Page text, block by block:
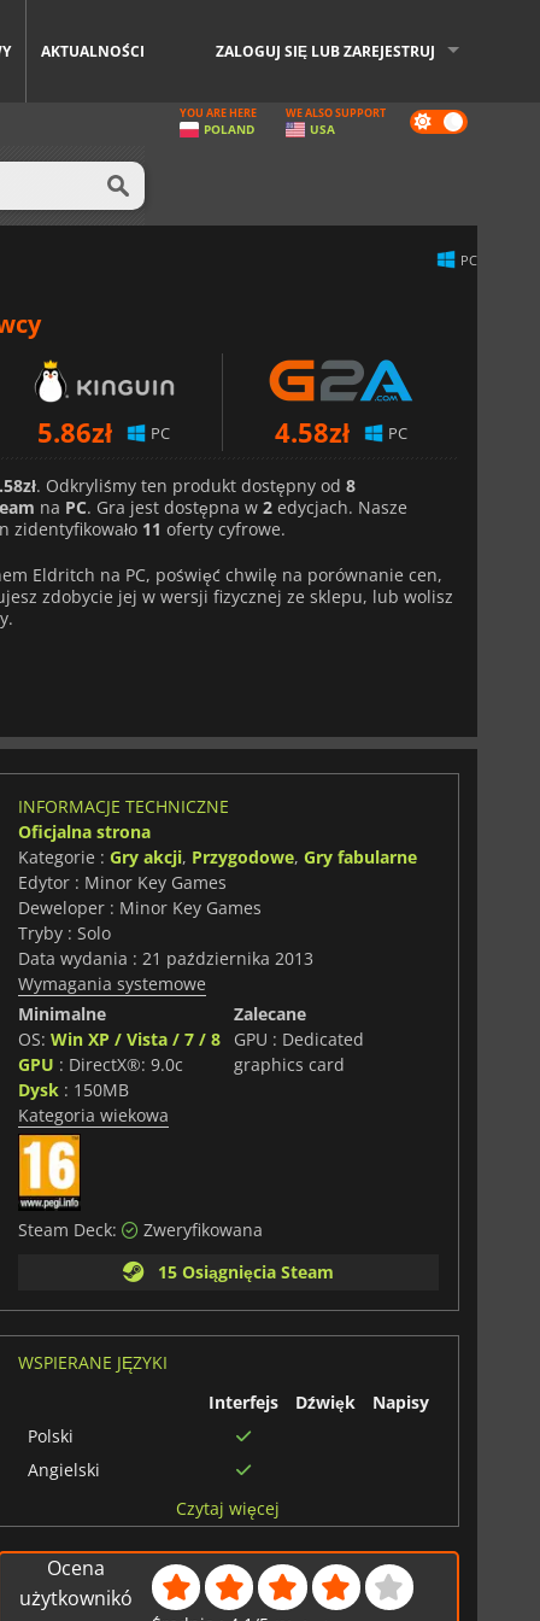
AKTUALNOŚCI ZALOGUJ SIĘ LUB ZAREJESTRUJ
Dark
mode
YOU ARE HERE
POLAND
WE ALSO SUPPORT
USA
PC
5.86zł PC 4.58zł PC
. Odkryliśmy ten produkt dostępny od 8
na PC. Gra jest dostępna w 2 edycjach. Nasze
zidentyfikowało 11 oferty cyfrowe.
Eldritch na PC, poświęć chwilę na porównanie cen,
zdobycie jej w wersji fizycznej ze sklepu, lub wolisz
INFORMACJE TECHNICZNE
Oficjalna strona
Kategorie : Gry akcji, Przygodowe, Gry fabularne
Edytor : Minor Key Games
Deweloper : Minor Key Games
Tryby : Solo
Data wydania : 21 października 2013
Wymagania systemowe
Minimalne
OS: Win XP / Vista / 7 / 8
GPU : DirectX®: 9.0c
Dysk: 150MB
Zalecane
GPU : Dedicated
graphics card
Kategoria wiekowa
Steam Deck:
Zweryfikowana
15 Osiągnięcia Steam
WSPIERANE JĘZYKI
Interfejs
Dźwięk
Napisy
Polski
Angielski
portugalski
Węgierski
Czytaj więcej
Ocena
użytkownikó